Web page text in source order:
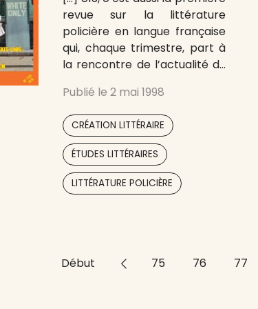
revue sur la littérature
policière en langue française
qui, chaque trimestre, part à
la rencontre de l’actualité du
découverte d’œuvres
méconnues à travers plus de
70 pages de chroniques
régulières, reportages,
interviews mais aussi de
dossiers thématiques (Jean
Meckert, le polar latino-
Publié le 2 mai 1998
CRÉATION LITTÉRAIRE
ÉTUDES LITTÉRAIRES
LITTÉRATURE POLICIÈRE
Début << 75 76 77